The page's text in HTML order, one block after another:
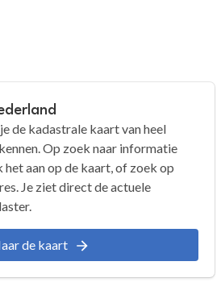
de kadastrale kaart van heel
Op zoek naar informatie
het aan op de kaart, of zoek op
Je ziet direct de actuele
de kaart